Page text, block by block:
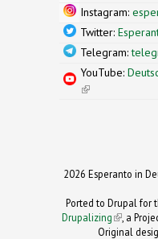
Instagram:
Twitter:
Telegram:
YouTube:
(link is external)
2026 Esperanto in
Ported to Drupal for
Drupalizing(link is
, a
Original